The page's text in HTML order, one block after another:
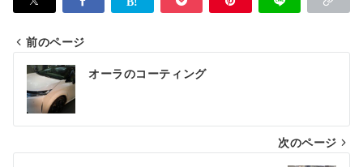
投
稿
ナ
ビ
前のページ
オーラのコーティング
次のページ